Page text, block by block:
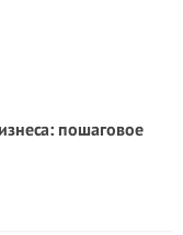
пошаговое